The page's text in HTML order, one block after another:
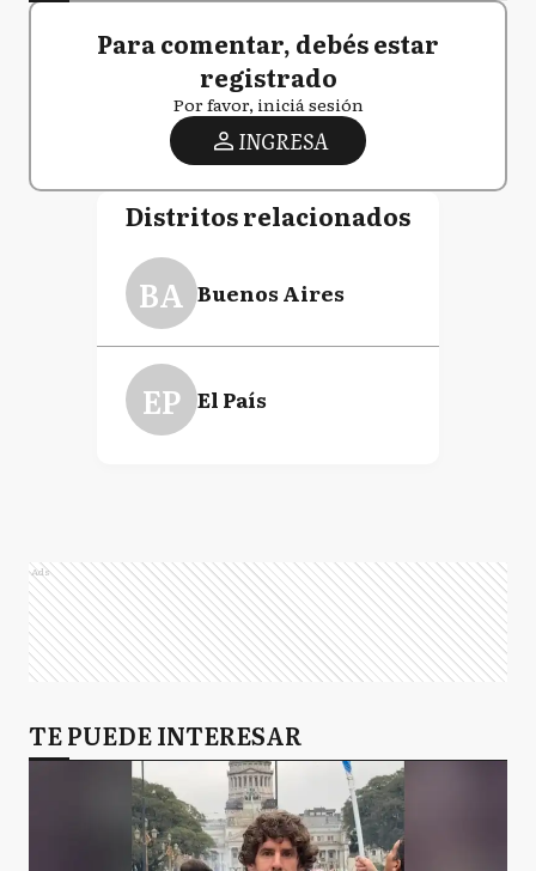
Para comentar, debés estar
registrado
Por favor, iniciá sesión
INGRESA
Distritos relacionados
BA Buenos Aires
EP El País
Ads
TE PUEDE INTERESAR